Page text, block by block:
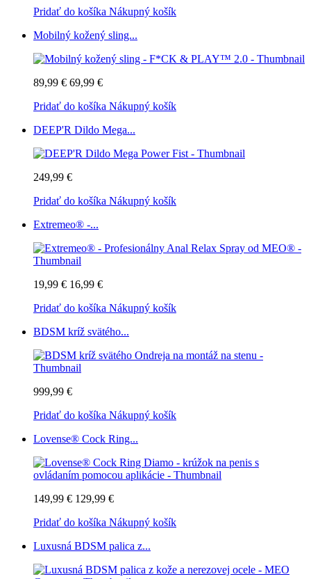
Pridať do košíka Nákupný košík
Mobilný kožený sling...
89,99 € 69,99 €
Pridať do košíka Nákupný košík
DEEP'R Dildo Mega...
249,99 €
Pridať do košíka Nákupný košík
Extremeo® -...
19,99 € 16,99 €
Pridať do košíka Nákupný košík
BDSM kríž svätého...
999,99 €
Pridať do košíka Nákupný košík
Lovense® Cock Ring...
149,99 € 129,99 €
Pridať do košíka Nákupný košík
Luxusná BDSM palica z...